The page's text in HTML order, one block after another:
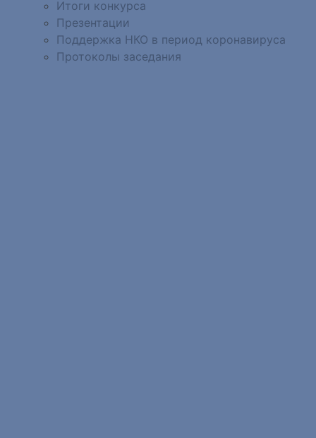
Итоги конкурса
Презентации
Поддержка НКО в период коронавируса
Протоколы заседания